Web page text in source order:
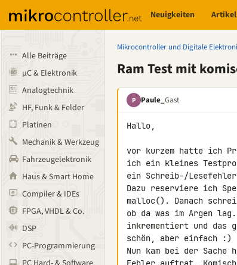
Neuigkeiten Artikel
Alle Beiträge
µC & Elektronik
Analogtechnik
HF, Funk & Felder
Platinen
Mechanik & Werkzeug
Fahrzeugelektronik
Haus & Smart Home
Compiler & IDEs
FPGA, VHDL & Co.
DSP
PC-Programmierung
Mikrocontroller und Digitale
Ram Test mit
P Paule_ Gast
Hallo,
vor kurzem hatte ich
ich ein kleines
ein Schreib-/
Dazu reserviere ich
malloc(). Danach
ob da was im Argen
inkrementiert und das
schön, aber einfach :)
Nun kam bei der